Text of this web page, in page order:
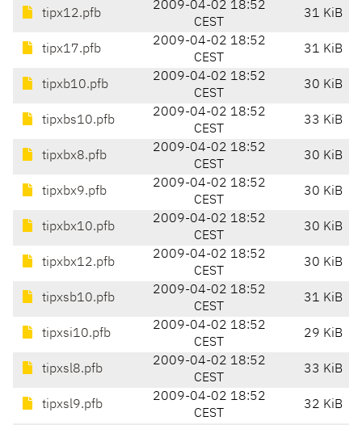
tipx12.pfb
2009-04-02 18:52
CEST
31 KiB
tipx17.pfb
2009-04-02 18:52
CEST
31 KiB
tipxb10.pfb
2009-04-02 18:52
CEST
30 KiB
tipxbs10.pfb
2009-04-02 18:52
CEST
33 KiB
tipxbx8.pfb
2009-04-02 18:52
CEST
30 KiB
tipxbx9.pfb
2009-04-02 18:52
CEST
30 KiB
tipxbx10.pfb
2009-04-02 18:52
CEST
30 KiB
tipxbx12.pfb
2009-04-02 18:52
CEST
30 KiB
tipxsb10.pfb
2009-04-02 18:52
CEST
31 KiB
tipxsi10.pfb
2009-04-02 18:52
CEST
29 KiB
tipxsl8.pfb
2009-04-02 18:52
CEST
33 KiB
tipxsl9.pfb
2009-04-02 18:52
CEST
32 KiB